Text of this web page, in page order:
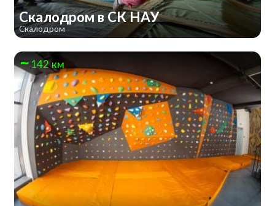
Скалодром в СК НАУ
Скалодром
142 км